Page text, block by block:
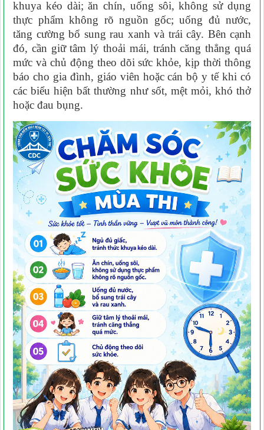
khuya kéo dài; ăn chín, uống sôi, không sử dụng
thực phẩm không rõ nguồn gốc; uống đủ nước,
tăng cường bổ sung rau xanh và trái cây. Bên cạnh
đó, cần giữ tâm lý thoải mái, tránh căng thẳng quá
mức và chủ động theo dõi sức khỏe, kịp thời thông
báo cho gia đình, giáo viên hoặc cán bộ y tế khi có
các biểu hiện bất thường như sốt, mệt mỏi, khó thở
hoặc đau bụng.